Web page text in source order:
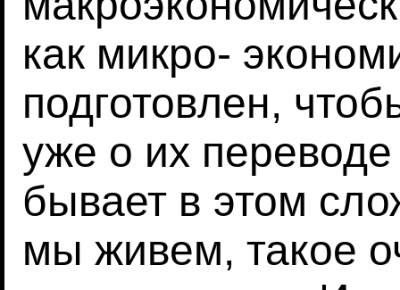
как микро-
подготовлен,
уже о их переводе
бывает в этом
мы живем, такое